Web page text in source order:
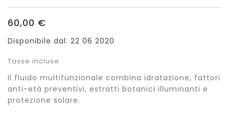
60,00 €
Disponibile dal: 22 06 2020
Tasse incluse
Il fluido multifunzionale combina idratazione, fattori
anti-età preventivi, estratti botanici illuminanti e
protezione solare.